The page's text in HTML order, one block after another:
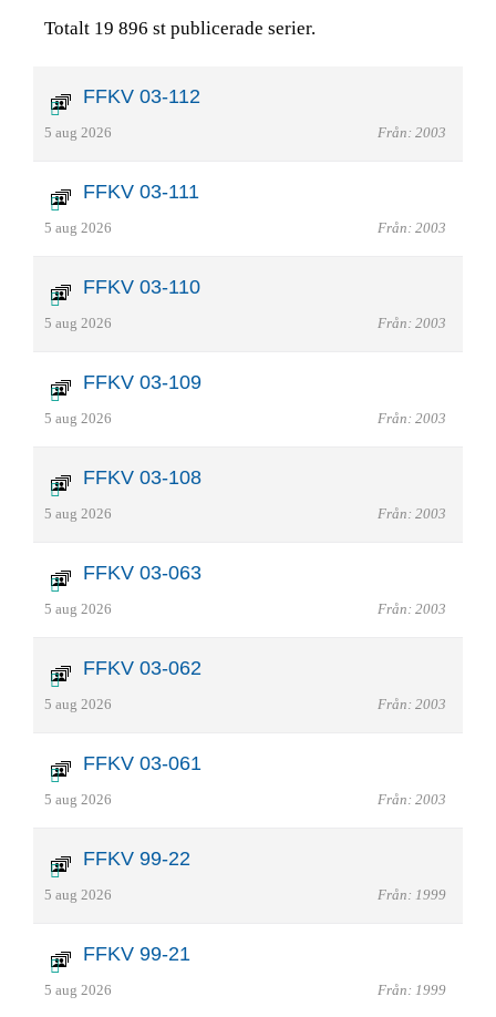
Totalt 19 896 st publicerade serier.
FFKV 03-112
5 aug 2026 Från: 2003
FFKV 03-111
5 aug 2026 Från: 2003
FFKV 03-110
5 aug 2026 Från: 2003
FFKV 03-109
5 aug 2026 Från: 2003
FFKV 03-108
5 aug 2026 Från: 2003
FFKV 03-063
5 aug 2026 Från: 2003
FFKV 03-062
5 aug 2026 Från: 2003
FFKV 03-061
5 aug 2026 Från: 2003
FFKV 99-22
5 aug 2026 Från: 1999
FFKV 99-21
5 aug 2026 Från: 1999